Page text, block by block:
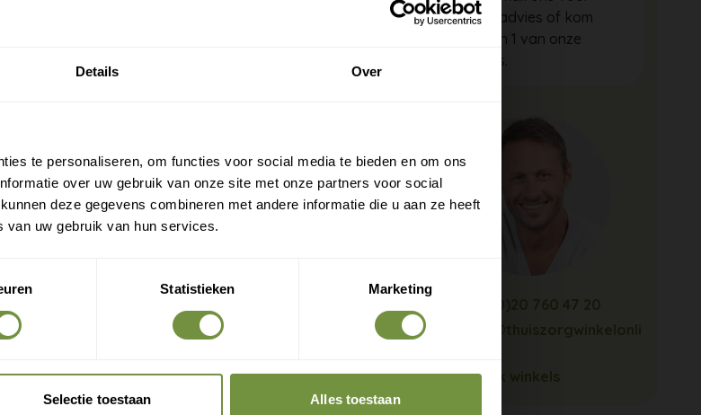
Details Over
te personaliseren, om functies voor social media te bieden en om ons
over uw gebruik van onze site met onze partners voor social
deze gegevens combineren met andere informatie die u aan ze heeft
uw gebruik van hun services.
Statistieken Marketing
Selectie toestaan Alles toestaan
gratis advies of kom
langs in 1 van onze
winkels.
+31 (0)20 760 47 20
info@thuiszorgwinkelonli
Bekijk winkels
mail achter.
op je eerste bestelling
als eerste ontdekken
over zorg en herstel
voor abonnees
Claim gratis verzending